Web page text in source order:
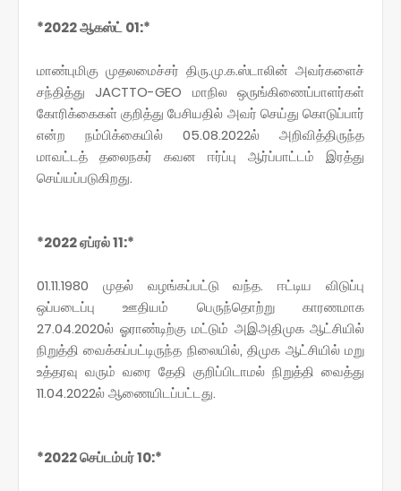
*2022 ஆகஸ்ட் 01:*
மாண்புமிகு முதலமைச்சர் திரு.மு.க.ஸ்டாலின் அவர்களைச்
சந்தித்து JACTTO-GEO மாநில ஒருங்கிணைப்பாளர்கள்
கோரிக்கைகள் குறித்து பேசியதில் அவர் செய்து கொடுப்பார்
என்ற நம்பிக்கையில் 05.08.2022ல் அறிவித்திருந்த
மாவட்டத் தலைநகர் கவன ஈர்ப்பு ஆர்ப்பாட்டம் இரத்து
செய்யப்படுகிறது.
*2022 ஏப்ரல் 11:*
01.11.1980 முதல் வழங்கப்பட்டு வந்த. ஈட்டிய விடுப்பு
ஒப்படைப்பு ஊதியம் பெருந்தொற்று காரணமாக
27.04.2020ல் ஓராண்டிற்கு மட்டும் அஇஅதிமுக ஆட்சியில்
நிறுத்தி வைக்கப்பட்டிருந்த நிலையில், திமுக ஆட்சியில் மறு
உத்தரவு வரும் வரை தேதி குறிப்பிடாமல் நிறுத்தி வைத்து
11.04.2022ல் ஆணையிடப்பட்டது.
*2022 செப்டம்பர் 10:*